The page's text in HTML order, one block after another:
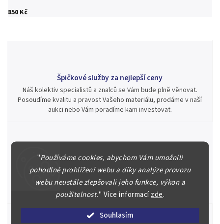
"Používáme cookies, abychom Vám umožnili
pohodlné prohlížení webu a díky analýze provozu
webu neustále zlepšovali jeho funkce, výkon a
použitelnost." Více informacízde.
Souhlasím
850 Kč
Špičkové služby za nejlepší ceny
Náš kolektiv specialistů a znalců se Vám bude plně věnovat.
Posoudíme kvalitu a pravost Vašeho materiálu, prodáme v naší
aukci nebo Vám poradíme kam investovat.
Jsme zde pro Vás nepřetržitě již od roku 2000
Během té doby jsme v našich aukcích prodali významné sbírky i
jednotlivé kusy unikátních mincí, bankovek, řádů a vyznamenání
za rekordní ceny.